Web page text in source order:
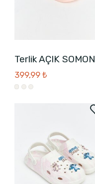
Terlik AÇIK SOMON
399,99 ₺